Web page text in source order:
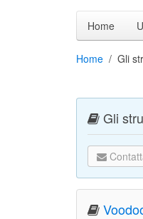
Home
Home Gli
Gli